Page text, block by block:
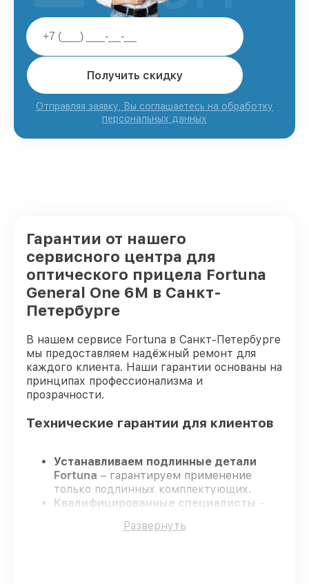
Получить скидку
Отправляя заявку, Вы соглашаетесь на обработку
персональных данных
Гарантии от нашего
сервисного центра для
оптического прицела Fortuna
General One 6M в Санкт-
Петербурге
В нашем сервисе Fortuna в Санкт-Петербурге
мы предоставляем надёжный ремонт для
каждого клиента. Наши гарантии основаны на
принципах профессионализма и
прозрачности.
Технические гарантии для клиентов
Устанавливаем подлинные детали
Fortuna – гарантируем применение
только подлинных комплектующих.
Квалифицированные специалисты –
обеспечивает надёжную работу
Развернуть